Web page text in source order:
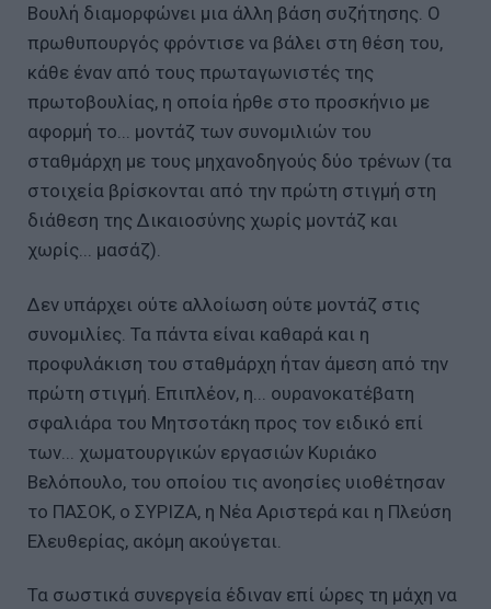
Βουλή διαμορφώνει μια άλλη βάση συζήτησης. Ο
πρωθυπουργός φρόντισε να βάλει στη θέση του,
κάθε έναν από τους πρωταγωνιστές της
πρωτοβουλίας, η οποία ήρθε στο προσκήνιο με
αφορμή το... μοντάζ των συνομιλιών του
σταθμάρχη με τους μηχανοδηγούς δύο τρένων (τα
στοιχεία βρίσκονται από την πρώτη στιγμή στη
διάθεση της Δικαιοσύνης χωρίς μοντάζ και
χωρίς... μασάζ).
Δεν υπάρχει ούτε αλλοίωση ούτε μοντάζ στις
συνομιλίες. Τα πάντα είναι καθαρά και η
προφυλάκιση του σταθμάρχη ήταν άμεση από την
πρώτη στιγμή. Επιπλέον, η... ουρανοκατέβατη
σφαλιάρα του Μητσοτάκη προς τον ειδικό επί
των... χωματουργικών εργασιών Κυριάκο
Βελόπουλο, του οποίου τις ανοησίες υιοθέτησαν
το ΠΑΣΟΚ, ο ΣΥΡΙΖΑ, η Νέα Αριστερά και η Πλεύση
Ελευθερίας, ακόμη ακούγεται.
Τα σωστικά συνεργεία έδιναν επί ώρες τη μάχη να